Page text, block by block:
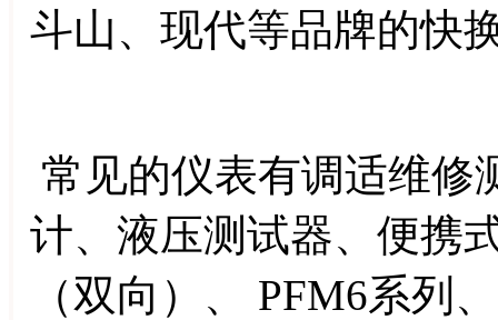
斗山、现代等品牌的快
常见的仪表有调适维修
计、液压测试器、便携
（双向）、 PFM6系列